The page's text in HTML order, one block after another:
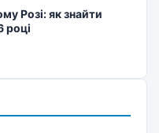
Розі: як знайти
році